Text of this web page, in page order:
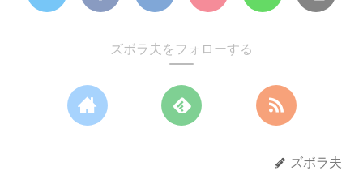
ズボラ夫をフォローする
ズボラ夫